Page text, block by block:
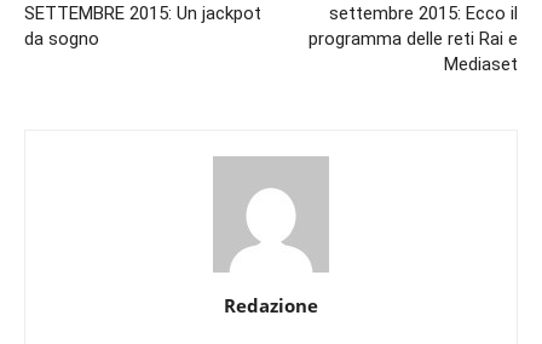
SETTEMBRE 2015: Un jackpot
da sogno
settembre 2015: Ecco il
programma delle reti Rai e
Mediaset
Redazione